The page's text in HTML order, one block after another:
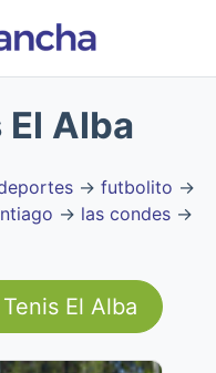
El Alba
→ futbolito →
→ las condes →
El Alba